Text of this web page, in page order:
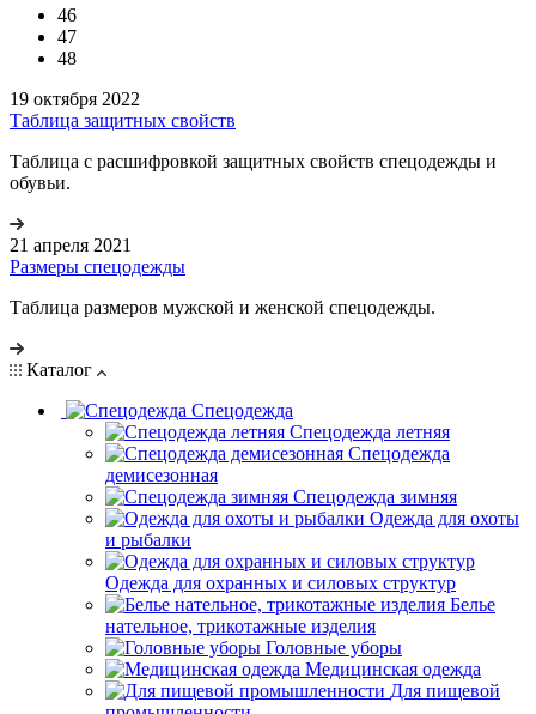
46
47
48
19 октября 2022
Таблица защитных свойств
Таблица с расшифровкой защитных свойств спецодежды и
обувьи.
21 апреля 2021
Размеры спецодежды
Таблица размеров мужской и женской спецодежды.
Каталог
Спецодежда
Спецодежда летняя
Спецодежда
демисезонная
Спецодежда зимняя
Одежда для охоты
и рыбалки
Одежда для охранных и силовых структур
Белье
нательное, трикотажные изделия
Головные уборы
Медицинская одежда
Для пищевой